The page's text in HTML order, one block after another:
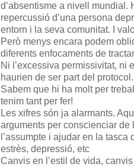
d’absentisme a nivell mundial.
repercussió d’una persona
entorn i la seva comunitat. I
Però menys encara podem
diferents enfocaments de
Ni l’excessiva permissivitat, ni
haurien de ser part del protocol.
Sabem que hi ha molt per
tenim tant per fer!
Les xifres són ja alarmants.
arguments per conscienciar
l’assumpte i ajudar en la
estrès, depressió, etc
Canvis en l’estil de vida,